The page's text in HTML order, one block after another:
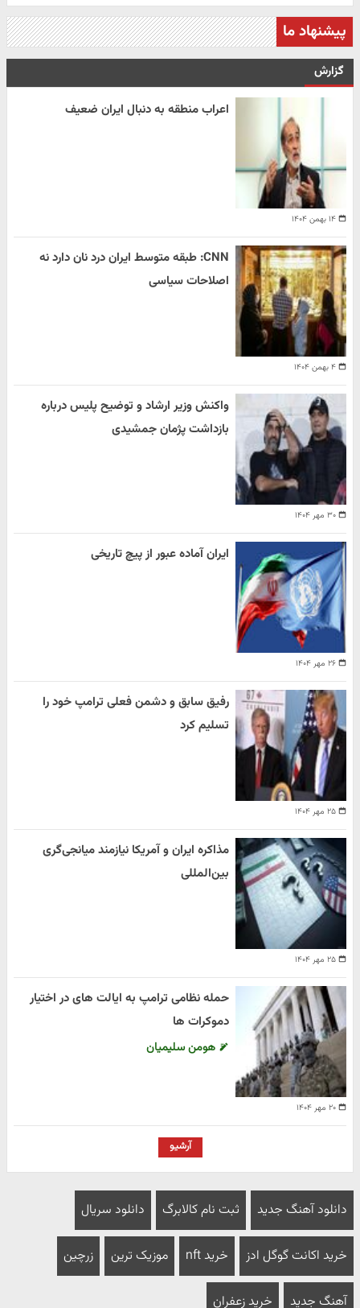
پیشنهاد ما
گزارش
۱۴ بهمن ۱۴۰۴
اعراب منطقه به دنبال ایران ضعیف
۴ بهمن ۱۴۰۴
CNN: طبقه متوسط ایران درد نان دارد نه
اصلاحات سیاسی
۳۰ مهر ۱۴۰۴
واکنش وزیر ارشاد و توضیح پلیس درباره
بازداشت پژمان جمشیدی
۲۶ مهر ۱۴۰۴
ایران آماده عبور از پیچ تاریخی
۲۵ مهر ۱۴۰۴
رفیق سابق و دشمن فعلی ترامپ خود را
تسلیم کرد
۲۵ مهر ۱۴۰۴
مذاکره ایران و آمریکا نیازمند میانجی‌گری
بین‌المللی
۲۰ مهر ۱۴۰۴
حمله نظامی ترامپ به ایالت های در اختیار
دموکرات ها
هومن سلیمیان
آرشیو
دانلود آهنگ جدید ثبت نام کالابرگ دانلود سریال
خرید اکانت گوگل ادز خرید nft موزیک ترین زرچین
آهنگ جدید خرید زعفران